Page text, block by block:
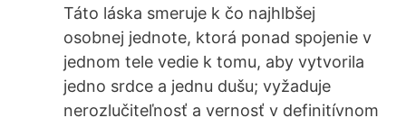
Táto láska smeruje k čo najhlbšej
osobnej jednote, ktorá ponad spojenie v
jednom tele vedie k tomu, aby vytvorila
jedno srdce a jednu dušu; vyžaduje
nerozlučiteľnosť a vernosť v definitívnom